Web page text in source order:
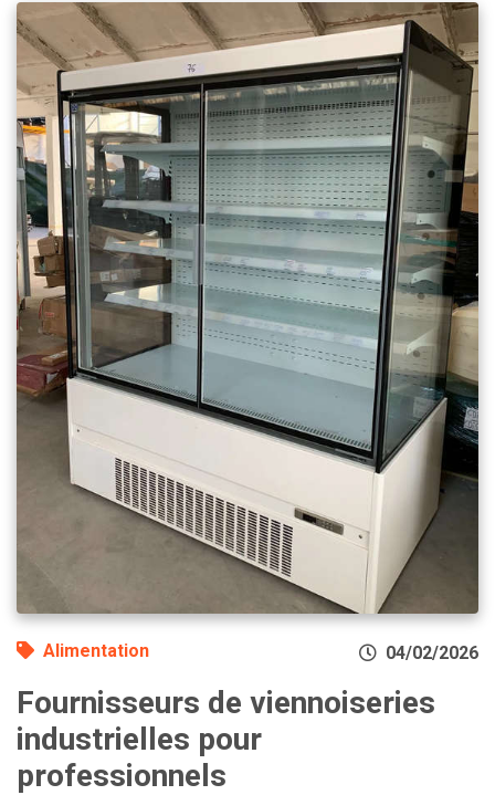
Alimentation 04/02/2026
Fournisseurs de viennoiseries
industrielles pour
professionnels